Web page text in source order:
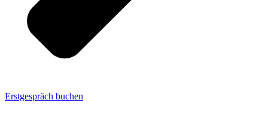
Erstgespräch buchen